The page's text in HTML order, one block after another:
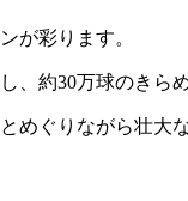
が彩ります。
約30万球のきら
ぐりながら壮大